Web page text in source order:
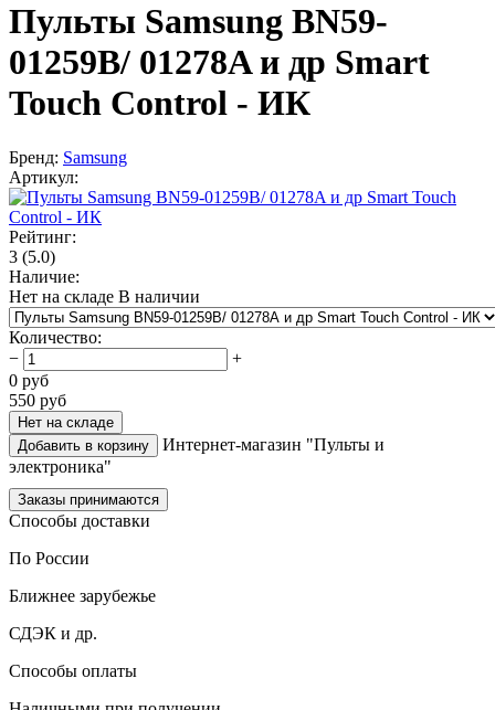
Пульты Samsung BN59-
01259B/ 01278A и др Smart
Touch Control - ИК
Бренд: Samsung
Артикул:
Рейтинг:
3 (5.0)
Наличие:
Нет на складе В наличии
Количество:
−
+
0 руб
550 руб
Нет на складе
Добавить в корзину
Интернет-магазин "Пульты и
электроника"
Заказы принимаются
Способы доставки
По России
Ближнее зарубежье
СДЭК и др.
Способы оплаты